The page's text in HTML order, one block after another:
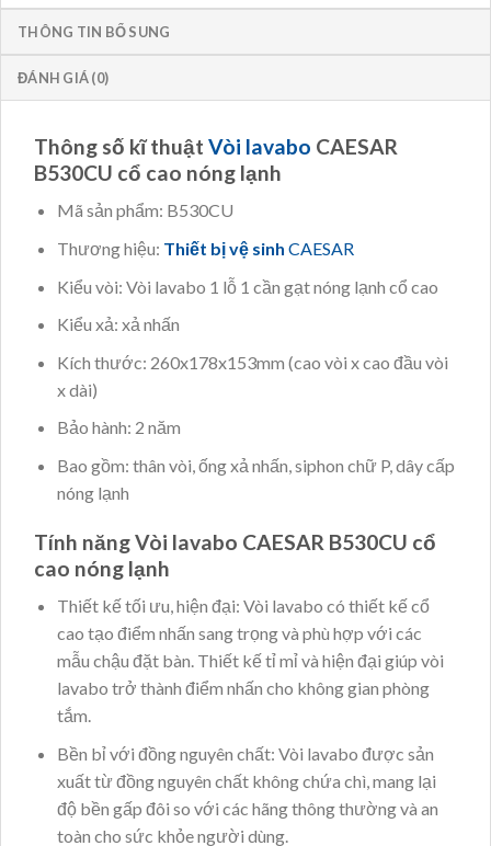
THÔNG TIN BỔ SUNG
ĐÁNH GIÁ (0)
Thông số kĩ thuật Vòi lavabo CAESAR
B530CU cổ cao nóng lạnh
Mã sản phẩm: B530CU
Thương hiệu: Thiết bị vệ sinh CAESAR
Kiểu vòi: Vòi lavabo 1 lỗ 1 cần gạt nóng lạnh cổ cao
Kiểu xả: xả nhấn
Kích thước: 260x178x153mm (cao vòi x cao đầu vòi
x dài)
Bảo hành: 2 năm
Bao gồm: thân vòi, ống xả nhấn, siphon chữ P, dây cấp
nóng lạnh
Tính năng Vòi lavabo CAESAR B530CU cổ
cao nóng lạnh
Thiết kế tối ưu, hiện đại: Vòi lavabo có thiết kế cổ
cao tạo điểm nhấn sang trọng và phù hợp với các
mẫu chậu đặt bàn. Thiết kế tỉ mỉ và hiện đại giúp vòi
lavabo trở thành điểm nhấn cho không gian phòng
tắm.
Bền bỉ với đồng nguyên chất: Vòi lavabo được sản
xuất từ đồng nguyên chất không chứa chì, mang lại
độ bền gấp đôi so với các hãng thông thường và an
toàn cho sức khỏe người dùng.